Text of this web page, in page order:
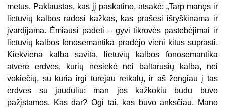
metus. Paklaustas, kas jį paskatino, atsakė: „Tarp manęs ir
lietuvių kalbos radosi kažkas, kas prašėsi išryškinama ir
įvardijama. Ėmiausi padėti – gyvi tikrovės pastebėjimai ir
lietuvių kalbos fonosemantika pradėjo vieni kitus suprasti.
Kiekviena kalba savita, lietuvių kalbos fonosemantika
atvėrė erdves, kurių nesiekė nei baltarusių kalba, nei
vokiečių, su kuria irgi turėjau reikalų, ir aš žengiau į tas
erdves su jauduliu: man jos kažkokiu būdu buvo
pažįstamos. Kas dar? Ogi tai, kas buvo anksčiau. Mano